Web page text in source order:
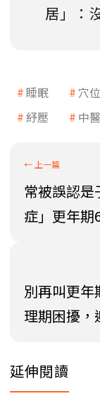
居」：
睡眠 穴
紓壓
中
常被誤認是
症」更年期
別再叫更
理期困擾，
延伸閱讀